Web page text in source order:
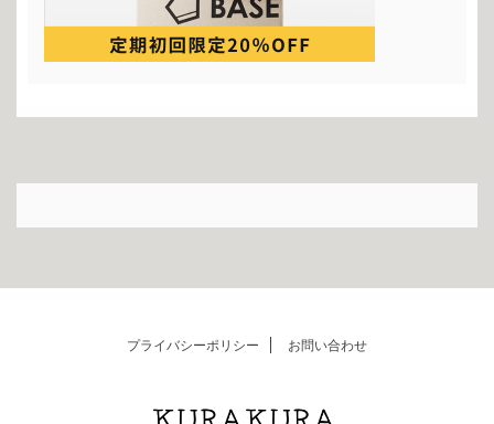
プライバシーポリシー お問い合わせ